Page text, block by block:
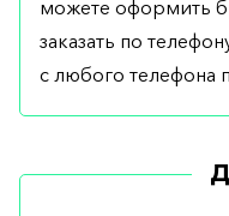
можете оформить
заказать по
с любого телефона